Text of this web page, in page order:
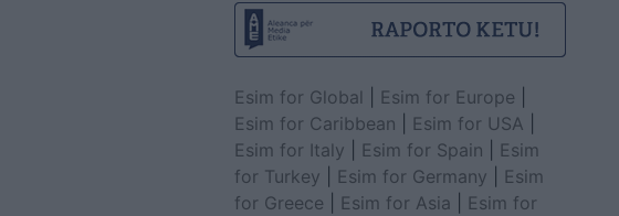
Esim for Global Esim for Europe
Esim for Caribbean
Esim for USA
Esim for Italy
Esim for Spain
Esim
for Turkey
Esim for Germany
Esim
for Greece
Esim for Asia
Esim for